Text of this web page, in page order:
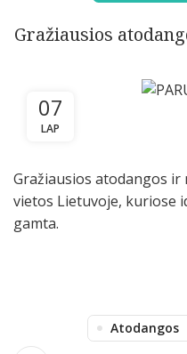
Gražiausios
07
LAP
Gražiausios atodangos ir
vietos Lietuvoje, kuriose
gamta.
Atodangos